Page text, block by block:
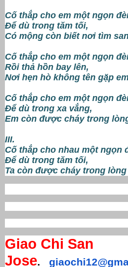
Cố thắp cho em một ngọn
Để dù trong tăm tối,
Có mộng còn biết nơi tìm
Cố thắp cho em một ngọn
Rồi thả hồn bay lên,
Nơi hẹn hò không tên gặp
Cố thắp cho em một ngọn
Để dù trong xa vắng,
Em còn được cháy trong
III.
Cố thắp cho nhau một ngọn
Để dù trong tăm tối,
Ta còn được cháy trong lòng
Giao Chi San
Jose.